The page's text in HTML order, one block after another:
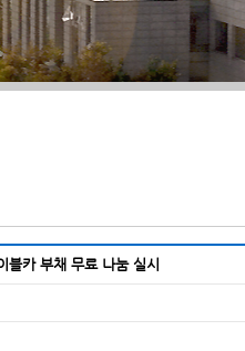
블카 부채 무료 나눔 실시